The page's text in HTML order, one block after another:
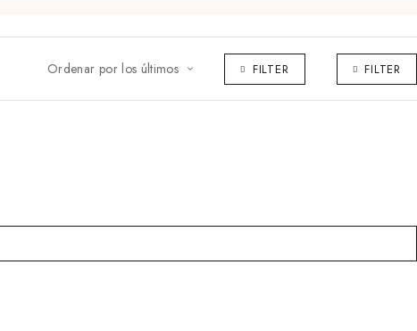
Ordenar por los últimos FILTER FILTER